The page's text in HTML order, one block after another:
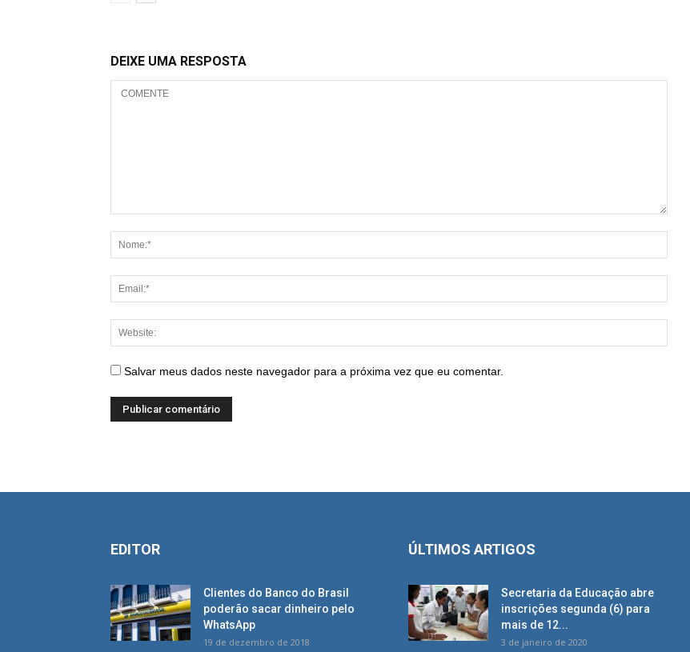
DEIXE UMA RESPOSTA
Salvar meus dados neste navegador para a próxima vez que eu comentar.
EDITOR
Clientes do Banco do Brasil
poderão sacar dinheiro pelo
WhatsApp
19 de dezembro de 2018
ÚLTIMOS ARTIGOS
Secretaria da Educação abre
inscrições segunda (6) para
mais de 12...
3 de janeiro de 2020